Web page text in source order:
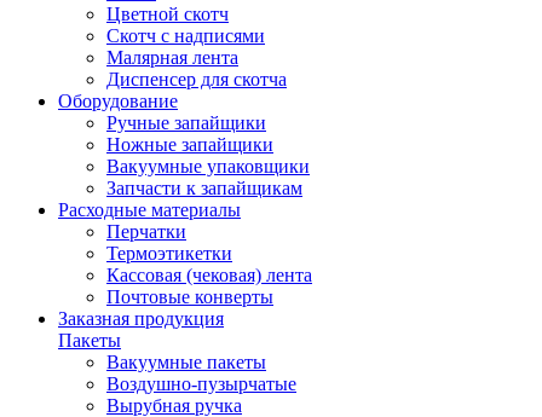
Цветной скотч
Скотч с надписями
Малярная лента
Диспенсер для скотча
Оборудование
Ручные запайщики
Ножные запайщики
Вакуумные упаковщики
Запчасти к запайщикам
Расходные материалы
Перчатки
Термоэтикетки
Кассовая (чековая) лента
Почтовые конверты
Заказная продукция
Пакеты
Вакуумные пакеты
Воздушно-пузырчатые
Вырубная ручка